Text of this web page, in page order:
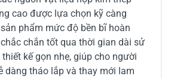
cao được lựa chọn kỹ càng
phẩm mức độ bền bĩ hoàn
chắn tốt qua thời gian dài sử
kế gọn nhẹ, giúp cho người
dàng tháo lắp và thay mới lam